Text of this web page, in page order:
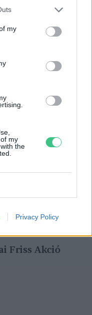
my
my
the
Privacy Policy
jó, és hogyan
teát?
büntetlen
fenntarthatóan!
a
Friss Akció